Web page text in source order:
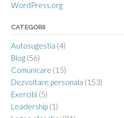
WordPress.org
CATEGORII
Autosugestia (4)
Blog (56)
Comunicare (15)
Dezvoltare personala (153)
Exercitii (5)
Leadership (1)